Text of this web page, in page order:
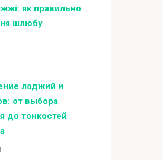
як правильно
шлюбу
лоджий и
от выбора
до тонкостей